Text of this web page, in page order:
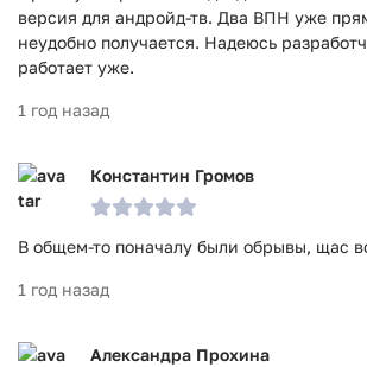
версия для андройд-тв. Два ВПН уже
неудобно получается. Надеюсь
работает уже.
1 год назад
Константин Громов
В общем-то поначалу были обрывы, щас
1 год назад
Александра Прохина